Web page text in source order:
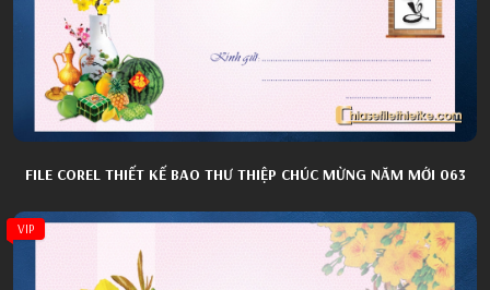
FILE COREL THIẾT KẾ BAO THƯ THIỆP CHÚC MỪNG NĂM MỚI 063
VIP